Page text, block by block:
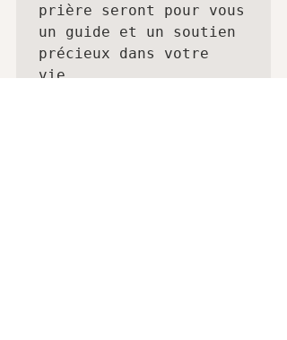
prière seront pour vous
un guide et un soutien
précieux dans votre
vie.